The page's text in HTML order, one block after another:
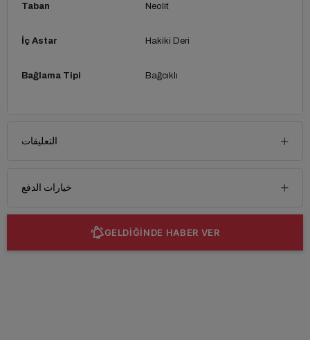
Taban Neolit
İç Astar Hakiki Deri
Bağlama Tipi Bağcıklı
التعليقات
خيارات الدفع
GELDİĞİNDE HABER VER